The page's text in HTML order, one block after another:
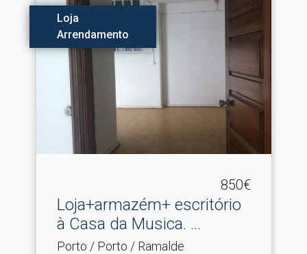
Loja
Arrendamento
850€
Loja+armazém+ escritório
à Casa da Musica.​ ...
Porto / Porto / Ramalde